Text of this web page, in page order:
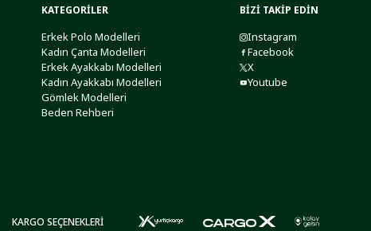
KATEGORİLER
Erkek Polo Modelleri
Kadın Çanta Modelleri
Erkek Ayakkabı Modelleri
Kadın Ayakkabı Modelleri
Gömlek Modelleri
Beden Rehberi
BİZİ TAKİP EDİN
Instagram
Facebook
X
Youtube
KARGO SEÇENEKLERİ